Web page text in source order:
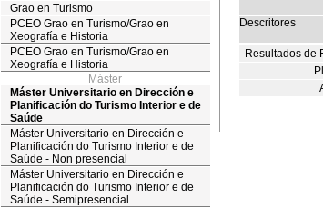
Grao en Turismo
PCEO Grao en Turismo/Grao en
Xeografía e Historia
PCEO Grao en Turismo/Grao en
Xeografía e Historia
Máster
Máster Universitario en Dirección e
Planificación do Turismo Interior e de
Saúde
Máster Universitario en Dirección e
Planificación do Turismo Interior e de
Saúde - Non presencial
Máster Universitario en Dirección e
Planificación do Turismo Interior e de
Saúde - Semipresencial
Descritores
Resultados de